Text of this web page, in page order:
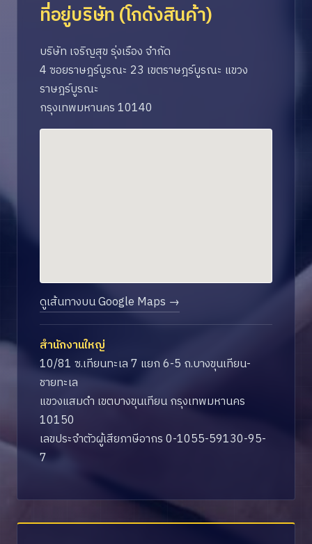
ที่อยู่บริษัท (โกดังสินค้า)
บริษัท เจริญสุข รุ่งเรือง จำกัด
4 ซอยราษฎร์บูรณะ 23 เขตราษฎร์บูรณะ แขวง
ราษฎร์บูรณะ
กรุงเทพมหานคร 10140
ดูเส้นทางบน Google Maps →
สำนักงานใหญ่
10/81 ซ.เทียนทะเล 7 แยก 6-5 ถ.บางขุนเทียน-
ชายทะเล
แขวงแสมดำ เขตบางขุนเทียน กรุงเทพมหานคร
10150
เลขประจำตัวผู้เสียภาษีอากร 0-1055-59130-95-
7